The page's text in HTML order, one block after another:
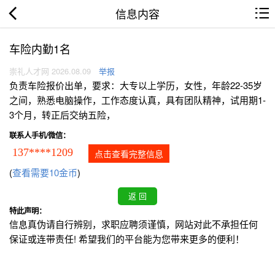
信息内容
车险内勤1名
崇礼人才网 2026.08.09 举报
负责车险报价出单，要求：大专以上学历，女性，年龄22-35岁
之间，熟悉电脑操作，工作态度认真，具有团队精神，试用期1-
3个月，转正后交纳五险，
联系人手机/微信：
137****1209 点击查看完整信息
(查看需要10金币)
特此声明：
信息真伪请自行辨别，求职应聘须谨慎，网站对此不承担任何
保证或连带责任! 希望我们的平台能为您带来更多的便利！